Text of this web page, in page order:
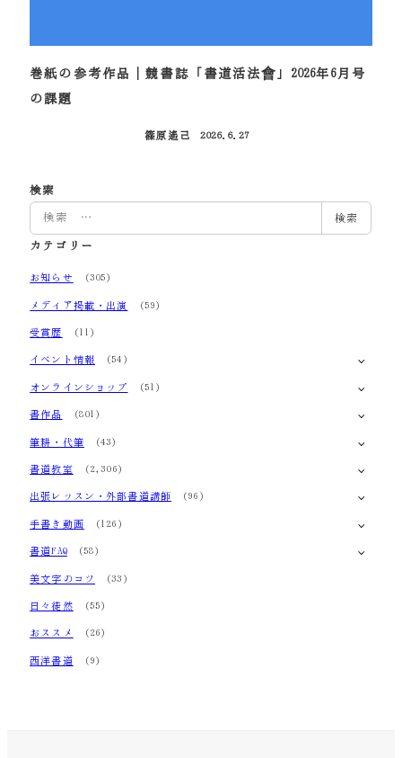
巻紙の参考作品｜競書誌「書道活法會」2026年6月号
の課題
篠原遙己
2026.6.27
検索
索
検索
カテゴリー
お知らせ (305)
メディア掲載・出演 (59)
受賞歴 (11)
イベント情報 (54)
オンラインショップ (51)
書作品 (801)
筆耕・代筆 (43)
書道教室 (2,306)
出張レッスン・外部書道講師 (96)
手書き動画 (126)
書道FAQ(58)
美文字のコツ (33)
日々徒然 (55)
おススメ (26)
西洋書道 (9)